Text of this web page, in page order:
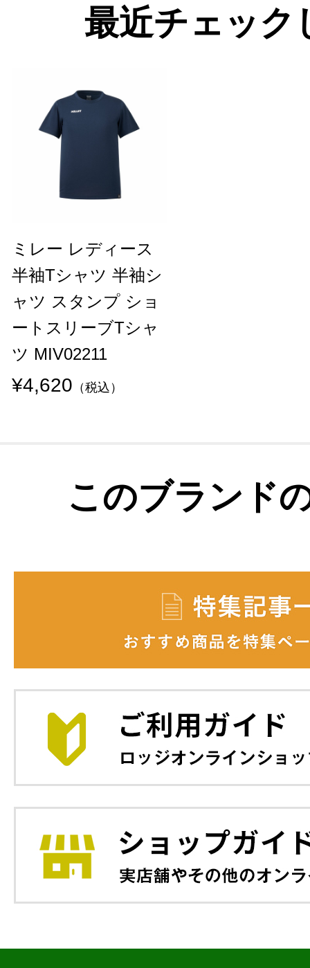
最近チェック
ミレー レディース
半袖Tシャツ 半袖シ
ャツ スタンプ ショ
ートスリーブTシャ
ツ MIV02211
¥4,620 （税込）
このブランド